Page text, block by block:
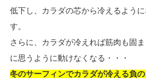
低下し、カラダの芯から冷えるよう
す。
さらに、カラダが冷えれば筋肉も固
に思うように動けなくなる・・・
冬のサーフィンでカラダが冷える負